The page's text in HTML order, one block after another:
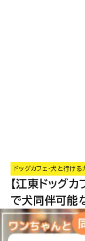
ドッグカフェ・犬と行ける
【江東ドッグ
で犬同伴可能